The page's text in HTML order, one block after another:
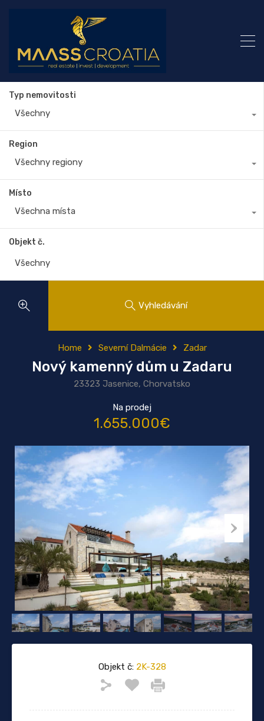
Typ nemovitosti
Všechny
Region
Všechny regiony
Místo
Všechna místa
Objekt č.
Vyhledávání
Home Severní Dalmácie Zadar
Nový kamenný dům u Zadaru
23323 Jasenice, Chorvatsko
Na prodej
1.655.000€
Objekt č:2K-328